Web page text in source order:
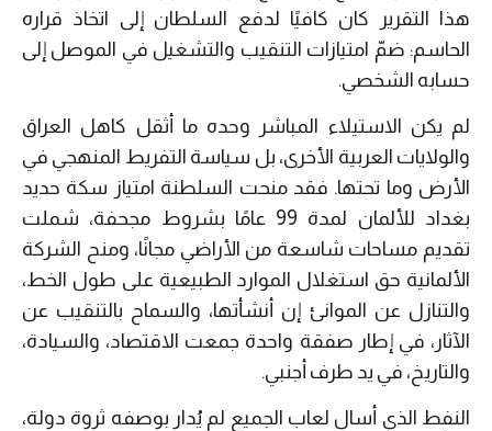
هذا التقرير كان كافيًا لدفع السلطان إلى اتخاذ قراره
الحاسم: ضمّ امتيازات التنقيب والتشغيل في الموصل إلى
حسابه الشخصي.
لم يكن الاستيلاء المباشر وحده ما أثقل كاهل العراق
والولايات العربية الأخرى، بل سياسة التفريط المنهجي في
الأرض وما تحتها. فقد منحت السلطنة امتياز سكة حديد
بغداد للألمان لمدة 99 عامًا بشروط مجحفة، شملت
تقديم مساحات شاسعة من الأراضي مجانًا، ومنح الشركة
الألمانية حق استغلال الموارد الطبيعية على طول الخط،
والتنازل عن الموانئ إن أنشأتها، والسماح بالتنقيب عن
الآثار، في إطار صفقة واحدة جمعت الاقتصاد، والسيادة،
والتاريخ، في يد طرف أجنبي.
النفط الذي أسال لعاب الجميع لم يُدار بوصفه ثروة دولة،